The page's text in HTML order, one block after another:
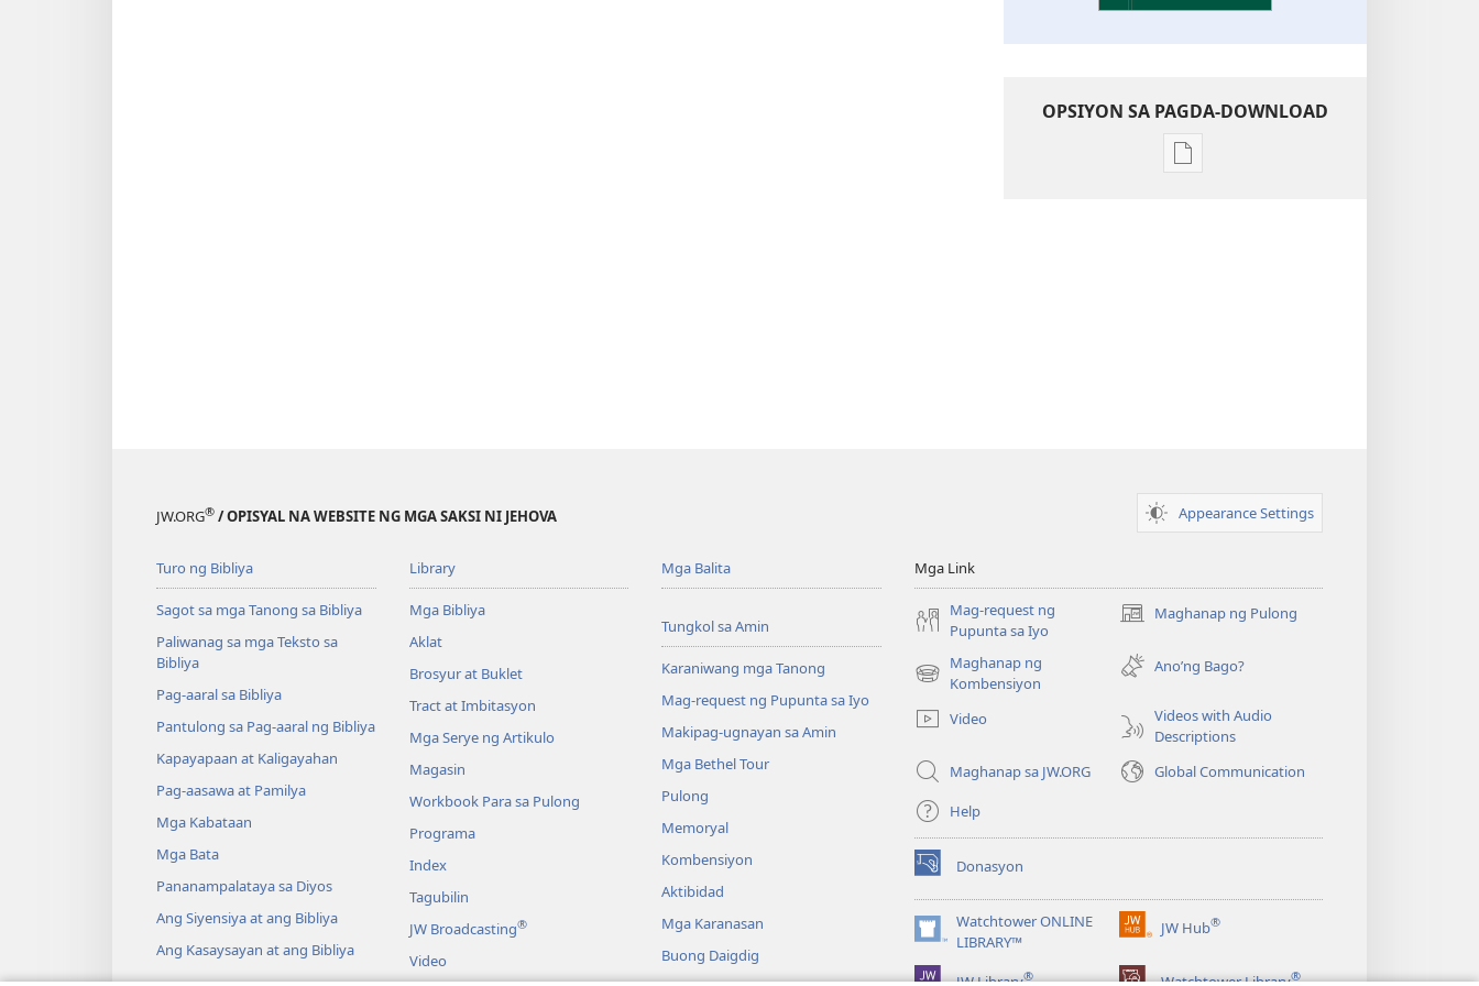
OPSIYON SA PAGDA-DOWNLOAD
Opsiyon
JW.ORG® / OPISYAL NA WEBSITE NG MGA SAKSI NI JEHOVA Appearance Settings
Turo ng Bibliya
Sagot sa mga Tanong sa Bibliya
Paliwanag sa mga Teksto sa
Bibliya
Pag-aaral sa Bibliya
Pantulong sa Pag-aaral ng Bibliya
Kapayapaan at Kaligayahan
Pag-aasawa at Pamilya
Mga Kabataan
Mga Bata
Pananampalataya sa Diyos
Ang Siyensiya at ang Bibliya
Ang Kasaysayan at ang Bibliya
Library
Mga Bibliya
Aklat
Brosyur at Buklet
Tract at Imbitasyon
Mga Serye ng Artikulo
Magasin
Workbook Para sa Pulong
Programa
Index
Tagubilin
JW Broadcasting®
Video
Mga Balita
Tungkol sa Amin
Karaniwang mga Tanong
Mag-request ng Pupunta sa Iyo
Makipag-ugnayan sa Amin
Mga Bethel Tour
Pulong
Memoryal
Kombensiyon
Aktibidad
Mga Karanasan
Buong Daigdig
Mga Link
Mag-request ng
Pupunta sa Iyo
Maghanap ng Pulong
(may
na
window)
Maghanap ng
Kombensiyon
(may
na
window)
Ano’ng Bago?
Video
Videos with Audio
Descriptions
Maghanap sa JW.ORG
Global Communication
Help
Donasyon
(may
bubukas
na
bagong
Watchtower ONLINE
LIBRARY™
(may
bubukas
JW Hub®
(may
na
JW Library® Watchtower Library®